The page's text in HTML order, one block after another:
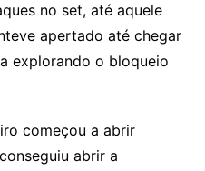
no set, até aquele
apertado até chegar
explorando o bloqueio
começou a abrir
abrir a